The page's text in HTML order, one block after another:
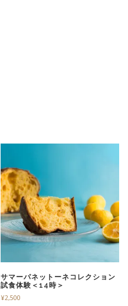
サマーパネットーネコレクション
試食体験＜14時＞
¥2,500